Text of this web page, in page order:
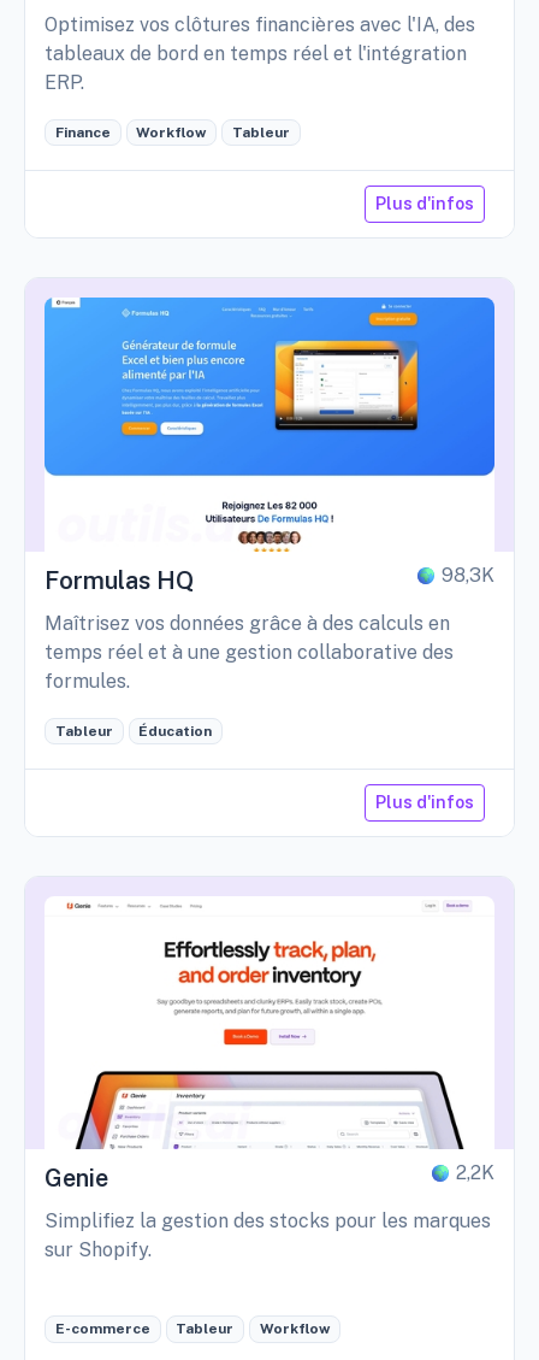
Optimisez vos clôtures financières avec l'IA, des
tableaux de bord en temps réel et l'intégration
ERP.
Finance Workflow Tableur
Plus d'infos
Formulas HQ 98,3K
Maîtrisez vos données grâce à des calculs en
temps réel et à une gestion collaborative des
formules.
Tableur Éducation
Plus d'infos
Genie 2,2K
Simplifiez la gestion des stocks pour les marques
sur Shopify.
E-commerce Tableur Workflow